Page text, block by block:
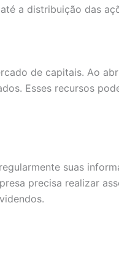
a distribuição das
de capitais. Ao
Esses recursos
suas
precisa realizar